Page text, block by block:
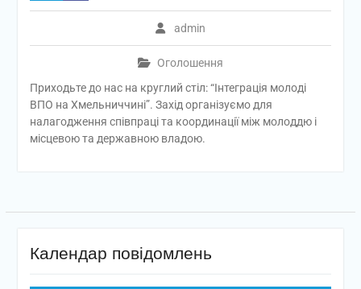
admin
Оголошення
Приходьте до нас на круглий стіл: “Інтеграція молоді
ВПО на Хмельниччині”. Захід організуємо для
налагодження співпраці та координації між молоддю і
місцевою та державною владою.
Календар повідомлень